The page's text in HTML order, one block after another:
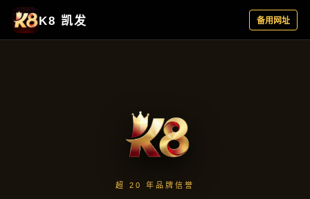
主营产品
首页 主营产品